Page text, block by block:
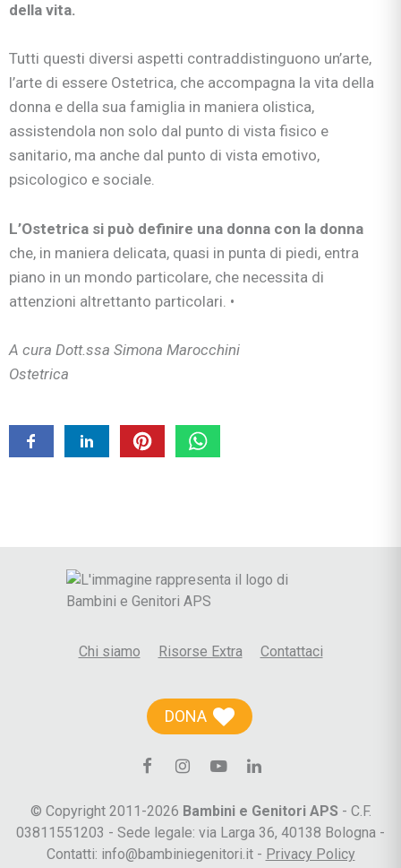
della vita.
Tutti questi diversi aspetti contraddistinguono un’arte,
l’arte di essere Ostetrica, che accompagna la vita della
donna e della sua famiglia in maniera olistica,
assistendola non solo dal punto di vista fisico e
sanitario, ma anche dal punto di vista emotivo,
psicologico e sociale.
L’Ostetrica si può definire una donna con la donna
che, in maniera delicata, quasi in punta di piedi, entra
piano in un mondo particolare, che necessita di
attenzioni altrettanto particolari. •
A cura Dott.ssa Simona Marocchini
Ostetrica
Chi siamo Risorse Extra Contattaci
DONA
© Copyright 2011-2026 Bambini e Genitori APS - C.F.
03811551203 - Sede legale: via Larga 36, 40138 Bologna -
Contatti: info@bambiniegenitori.it - Privacy Policy